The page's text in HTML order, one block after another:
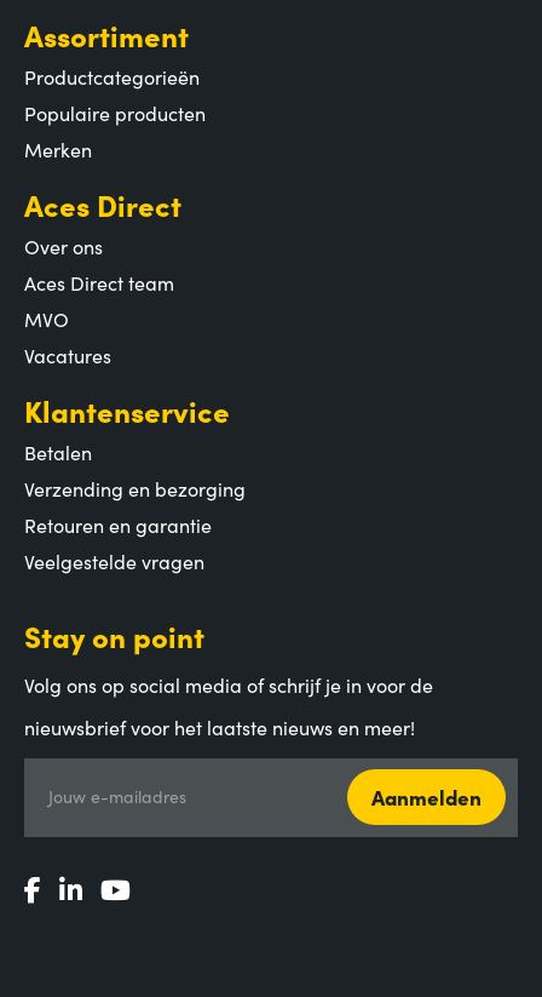
Assortiment
Productcategorieën
Populaire producten
Merken
Aces Direct
Over ons
Aces Direct team
MVO
Vacatures
Klantenservice
Betalen
Verzending en bezorging
Retouren en garantie
Veelgestelde vragen
Stay on point
Volg ons op social media of schrijf je in voor de
nieuwsbrief voor het laatste nieuws en meer!
Jouw e-mailadres Aanmelden